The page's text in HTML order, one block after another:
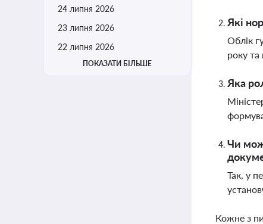
24 липня 2026
23 липня 2026
22 липня 2026
ПОКАЗАТИ БІЛЬШЕ
Які
Облік
року та
Яка
Чи
Так, у
Кожне з